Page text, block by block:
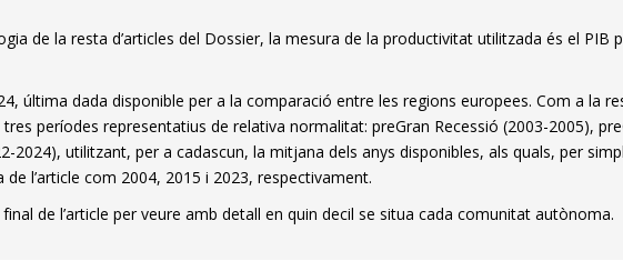
de la resta d’articles del Dossier, la mesura de la productivitat utilitzada és el PIB
última dada disponible per a la comparació entre les regions europees. Com a la
tres períodes representatius de relativa normalitat: preGran Recessió (2003-2005),
2024), utilitzant, per a cadascun, la mitjana dels anys disponibles, als quals, per
l’article com 2004, 2015 i 2023, respectivament.
de l’article per veure amb detall en quin decil se situa cada comunitat autònoma.